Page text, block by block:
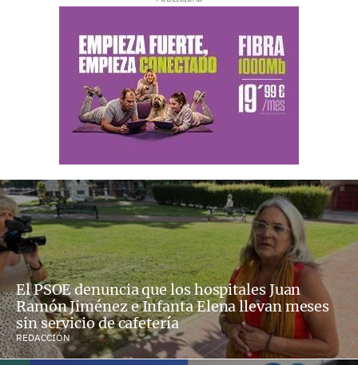
El PSOE denuncia que los hospitales Juan
Ramón Jiménez e Infanta Elena llevan meses
sin servicio de cafetería
REDACCIÓN